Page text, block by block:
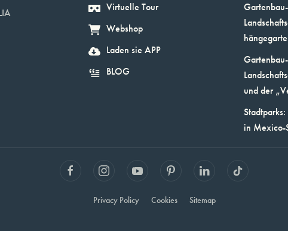
Virtuelle Tour
Webshop
Laden sie APP
BLOG
und der
in Mexico-
Privacy Policy Cookies Sitemap